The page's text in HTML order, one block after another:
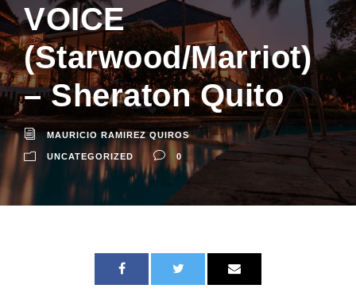
VOICE
(Starwood/Marriot)
– Sheraton Quito
MAURICIO RAMIREZ QUIROS
UNCATEGORIZED 0